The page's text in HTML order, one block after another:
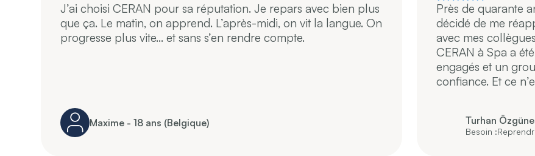
J’ai choisi CERAN pour sa réputation. Je repars avec bien plus
que ça. Le matin, on apprend. L’après-midi, on vit la langue. On
progresse plus vite… et sans s’en rendre compte.
Maxime - 18 ans (Belgique)
Près de quarante
décidé de me
avec mes
CERAN à Spa a
engagés et un
confiance. Et ce
Turhan
Besoin :